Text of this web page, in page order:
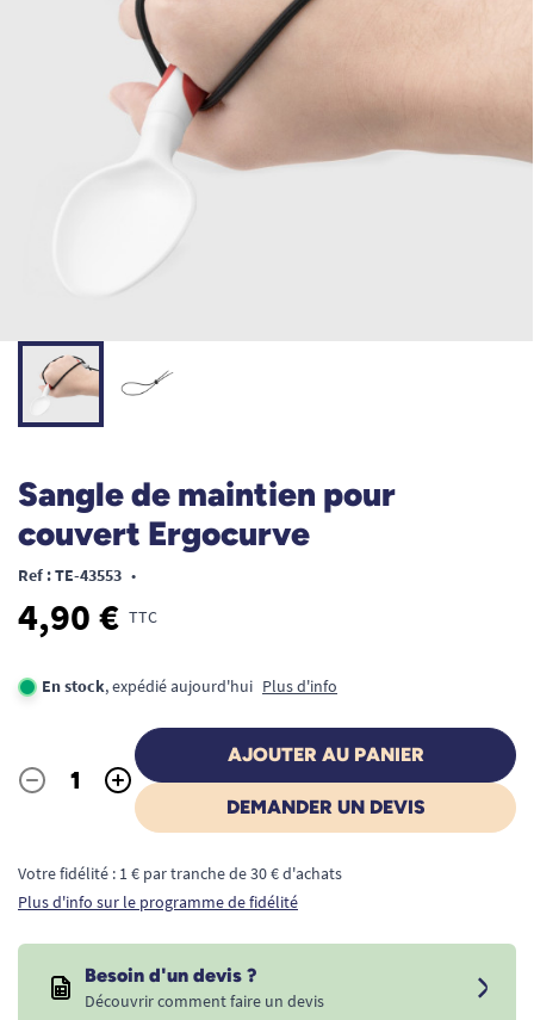
Sangle de maintien pour
couvert Ergocurve
Ref : TE-43553 •
4,90 € TTC
En stock, expédié aujourd'hui Plus d'info
Quantité
- +
AJOUTER AU PANIER
DEMANDER UN DEVIS
Votre fidélité : 1 € par tranche de 30 € d'achats
Plus d'info sur le programme de fidélité
Besoin d'un devis ?
Découvrir comment faire un devis